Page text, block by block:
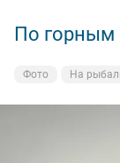
По горным
Фото На